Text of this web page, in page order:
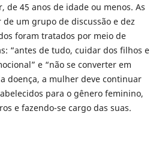
de 45 anos de idade ou menos. As
um grupo de discussão e dez
foram tratados por meio de
“antes de tudo, cuidar dos filhos e
e “não se converter em
doença, a mulher deve continuar
para o gênero feminino,
e fazendo-se cargo das suas.